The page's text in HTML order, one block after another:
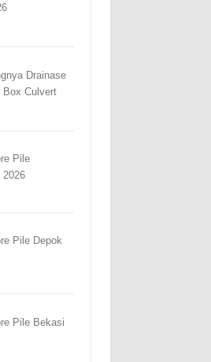
Drainase
Box Culvert
Pile
2026
Pile Depok
Pile Bekasi